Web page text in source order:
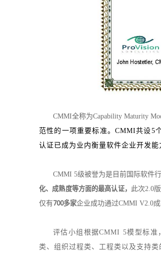
CMMI全称为Capability Maturity
范性的一项重要标准。CMMI共设5
认证已成为业内衡量软件企业开发能
CMMI 5级被誉为是目前国际软件
化、成熟度等方面的最高认证， 此次2.0
仅有700多家企业成功通过CMMI V2.0成
评估小组根据CMMI 5模型标准
类、组织过程类、工程类以及支持